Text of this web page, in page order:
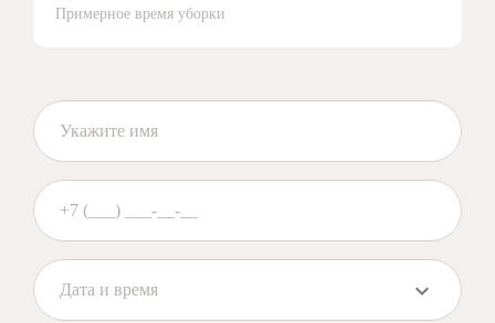
Примерное время уборки